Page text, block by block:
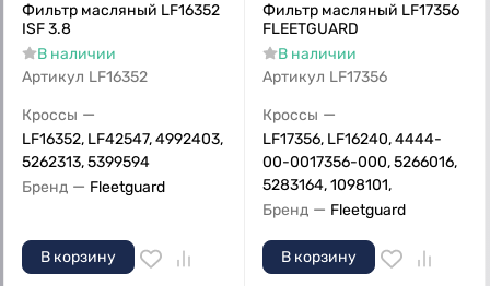
Фильтр масляный LF16352
ISF 3.8
В наличии
Артикул LF16352
Кроссы —
LF16352, LF42547, 4992403,
5262313, 5399594
Бренд — Fleetguard
В корзину
Фильтр масляный LF17356
FLEETGUARD
В наличии
Артикул LF17356
Кроссы —
LF17356, LF16240, 4444-
00-0017356-000, 5266016,
5283164, 1098101,
Бренд — Fleetguard
В корзину